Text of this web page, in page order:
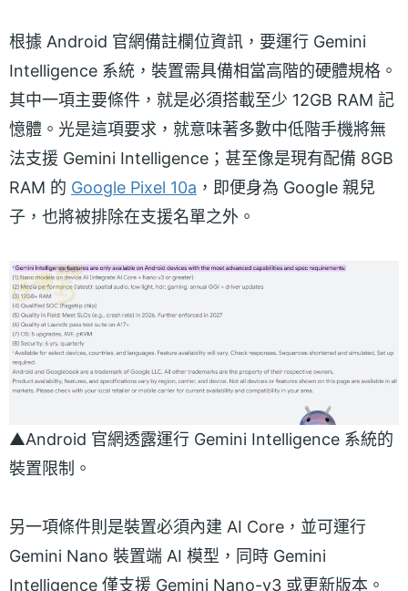
根據 Android 官網備註欄位資訊，要運行 Gemini
Intelligence 系統，裝置需具備相當高階的硬體規格。
其中一項主要條件，就是必須搭載至少 12GB RAM 記
憶體。光是這項要求，就意味著多數中低階手機將無
法支援 Gemini Intelligence；甚至像是現有配備 8GB
RAM 的 Google Pixel 10a ，即便身為 Google 親兒
子，也將被排除在支援名單之外。
▲Android 官網透露運行 Gemini Intelligence 系統的
裝置限制。
另一項條件則是裝置必須內建 AI Core，並可運行
Gemini Nano 裝置端 AI 模型，同時 Gemini
Intelligence 僅支援 Gemini Nano-v3 或更新版本。